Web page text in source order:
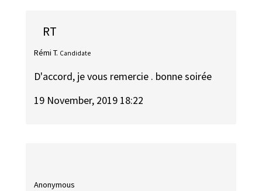
RT
Rémi T. Candidate
D'accord, je vous remercie . bonne soirée
19 November, 2019 18:22
Anonymous